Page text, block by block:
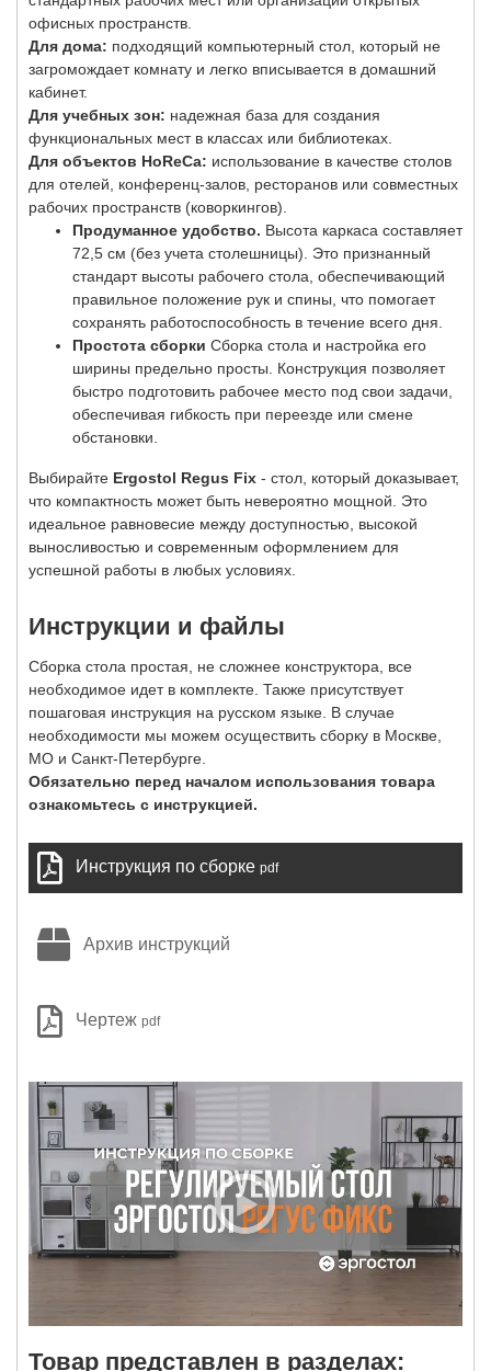
офисных пространств.
Для дома: подходящий компьютерный стол, который не
загромождает комнату и легко вписывается в домашний
кабинет.
Для учебных зон: надежная база для создания
функциональных мест в классах или библиотеках.
Для объектов HoReCa: использование в качестве столов
для отелей, конференц-залов, ресторанов или совместных
рабочих пространств (коворкингов).
Продуманное удобство. Высота каркаса составляет
72,5 см (без учета столешницы). Это признанный
стандарт высоты рабочего стола, обеспечивающий
правильное положение рук и спины, что помогает
сохранять работоспособность в течение всего дня.
Простота сборки Сборка стола и настройка его
ширины предельно просты. Конструкция позволяет
быстро подготовить рабочее место под свои задачи,
обеспечивая гибкость при переезде или смене
обстановки.
Выбирайте Ergostol Regus Fix - стол, который доказывает,
что компактность может быть невероятно мощной. Это
идеальное равновесие между доступностью, высокой
выносливостью и современным оформлением для
успешной работы в любых условиях.
Инструкции и файлы
Сборка стола простая, не сложнее конструктора, все
необходимое идет в комплекте. Также присутствует
пошаговая инструкция на русском языке. В случае
необходимости мы можем осуществить сборку в Москве,
МО и Санкт-Петербурге.
Обязательно перед началом использования товара
ознакомьтесь с инструкцией.
Инструкция по сборке pdf
Архив инструкций
Чертеж pdf
Товар представлен в разделах: